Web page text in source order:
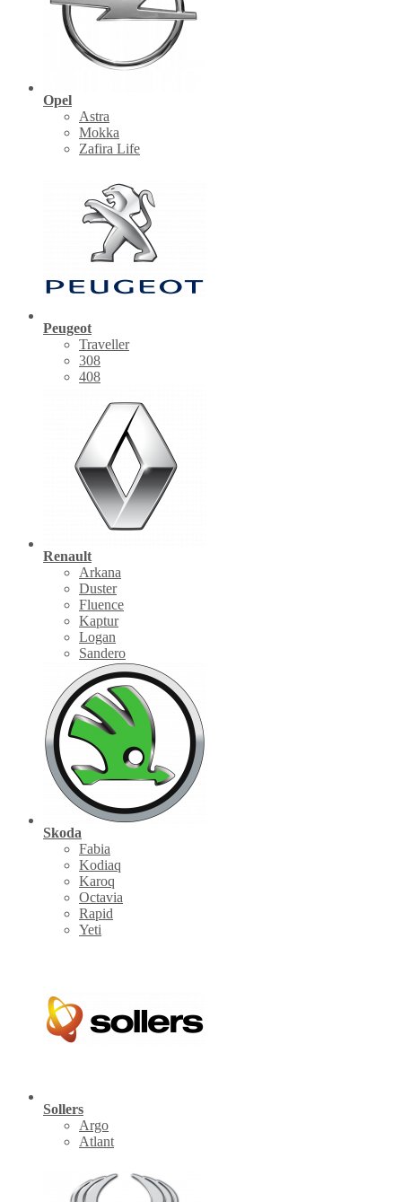
Opel
Astra
Mokka
Zafira Life
Peugeot
Traveller
308
408
Renault
Arkana
Duster
Fluence
Kaptur
Logan
Sandero
Skoda
Fabia
Kodiaq
Karoq
Octavia
Rapid
Yeti
Sollers
Argo
Atlant